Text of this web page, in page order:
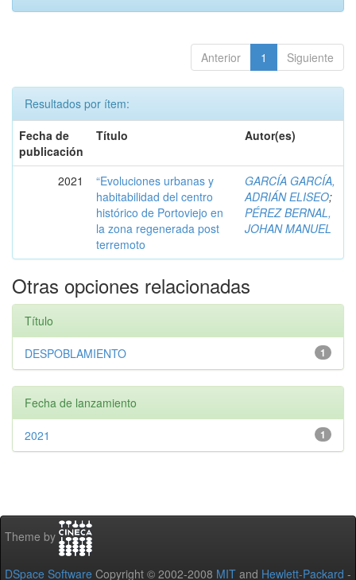
Anterior 1 Siguiente
Resultados por ítem:
Fecha de
publicación
Título Autor(es)
2021
“Evoluciones urbanas y
habitabilidad del centro
histórico de Portoviejo en
la zona regenerada post
terremoto
GARCÍA GARCÍA,
ADRIÁN ELISEO;
PÉREZ BERNAL,
JOHAN MANUEL
Otras opciones relacionadas
Título
1
DESPOBLAMIENTO
Fecha de lanzamiento
1
2021
Theme by
DSpace Software Copyright © 2002-2008 MIT and Hewlett-Packard -